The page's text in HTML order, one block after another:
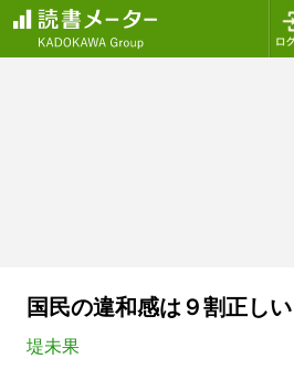
国民の違和感は９割正し
堤未果